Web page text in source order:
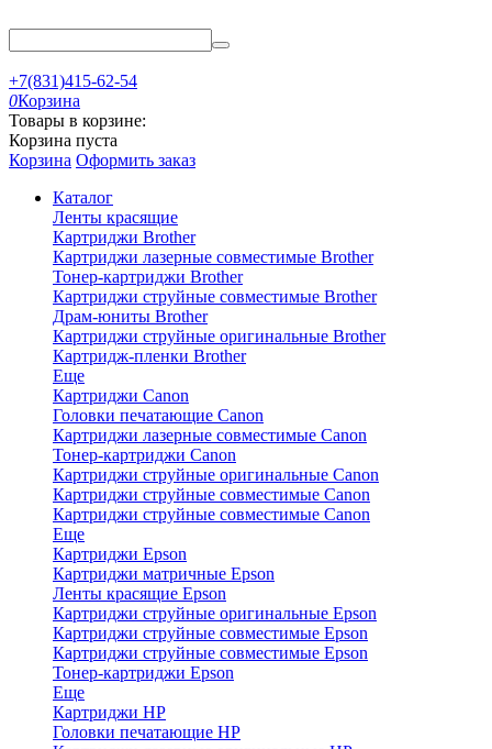
+7(831)415-62-54
0Корзина
Товары в корзине:
Корзина пуста
Корзина Оформить заказ
Каталог
Ленты красящие
Картриджи Brother
Картриджи лазерные совместимые Brother
Тонер-картриджи Brother
Картриджи струйные совместимые Brother
Драм-юниты Brother
Картриджи струйные оригинальные Brother
Картридж-пленки Brother
Еще
Картриджи Canon
Головки печатающие Canon
Картриджи лазерные совместимые Canon
Тонер-картриджи Canon
Картриджи струйные оригинальные Canon
Картриджи струйные совместимые Canon
Картриджи струйные совместимые Canon
Еще
Картриджи Epson
Картриджи матричные Epson
Ленты красящие Epson
Картриджи струйные оригинальные Epson
Картриджи струйные совместимые Epson
Картриджи струйные совместимые Epson
Тонер-картриджи Epson
Еще
Картриджи HP
Головки печатающие HP